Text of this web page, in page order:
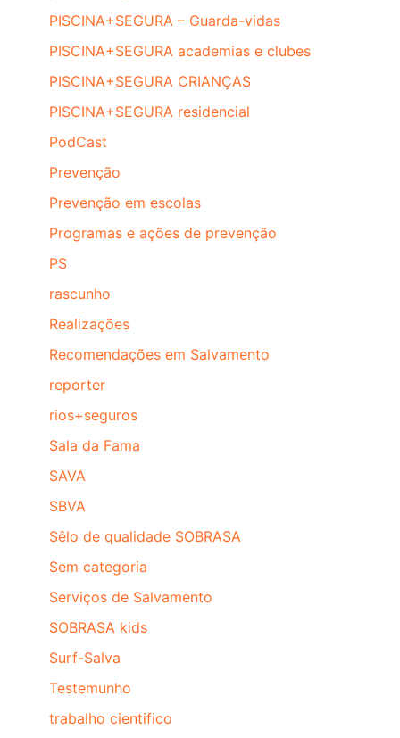
PISCINA+SEGURA – Guarda-vidas
PISCINA+SEGURA academias e clubes
PISCINA+SEGURA CRIANÇAS
PISCINA+SEGURA residencial
PodCast
Prevenção
Prevenção em escolas
Programas e ações de prevenção
PS
rascunho
Realizações
Recomendações em Salvamento
reporter
rios+seguros
Sala da Fama
SAVA
SBVA
Sêlo de qualidade SOBRASA
Sem categoria
Serviços de Salvamento
SOBRASA kids
Surf-Salva
Testemunho
trabalho cientifico